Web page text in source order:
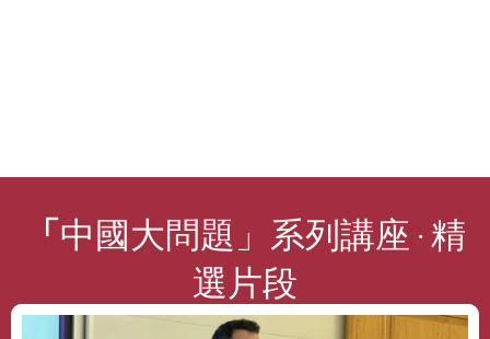
「中國大問題」系列講座 · 精
選片段